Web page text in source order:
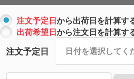
注文予定日から出荷日を計算す
出荷希望日から注文日を計算す
注文予定日